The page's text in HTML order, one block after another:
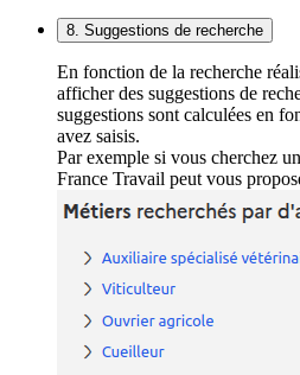
8. Suggestions de recherche
En fonction de la recherche
afficher des suggestions de
suggestions sont calculées en
avez saisis.
Par exemple si vous cherchez
France Travail peut vous